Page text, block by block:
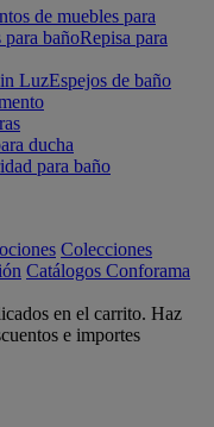
de muebles para
bañoRepisa para
LuzEspejos de baño
ducha
para baño
Colecciones
Catálogos Conforama
en el carrito. Haz
e importes